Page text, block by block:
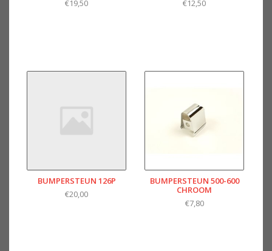
€19,50
€12,50
BUMPERSTEUN 126P
€20,00
BUMPERSTEUN 500-600
CHROOM
€7,80